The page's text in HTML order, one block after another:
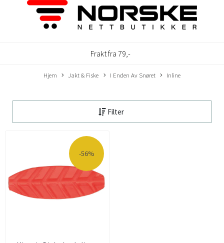
Frakt fra 79,-
Hjem Jakt & Fiske I Enden Av Snøret Inline
Filter
-56%